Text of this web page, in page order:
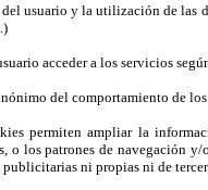
usuario y la utilización de las
acceder a los servicios
del comportamiento de
permiten ampliar la
o los patrones de navegación
ni propias ni de